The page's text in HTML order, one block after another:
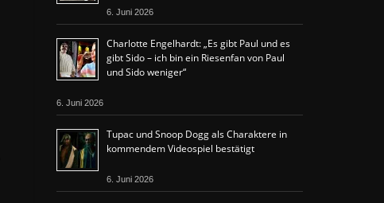
6. Juni 2026
Charlotte Engelhardt: „Es gibt Paul und es
gibt Sido – ich bin ein Riesenfan von Paul
und Sido weniger“
6. Juni 2026
Tupac und Snoop Dogg als Charaktere in
kommendem Videospiel bestätigt
6. Juni 2026